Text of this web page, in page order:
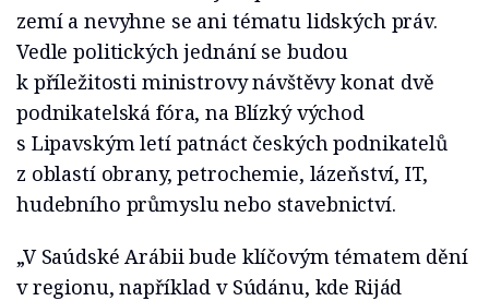
zemí a nevyhne se ani tématu lidských práv.
Vedle politických jednání se budou
k příležitosti ministrovy návštěvy konat dvě
podnikatelská fóra, na Blízký východ
s Lipavským letí patnáct českých podnikatelů
z oblastí obrany, petrochemie, lázeňství, IT,
hudebního průmyslu nebo stavebnictví.
„V Saúdské Arábii bude klíčovým tématem dění
v regionu, například v Súdánu, kde Rijád